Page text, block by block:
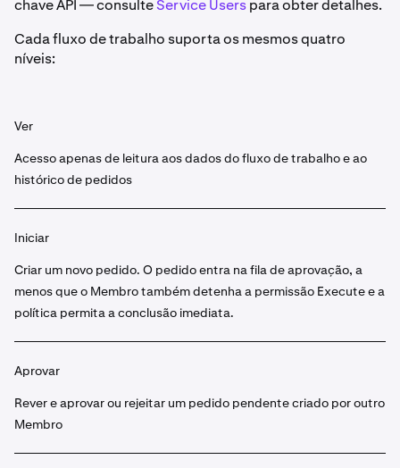
chave API — consulteService Userspara obter detalhes.
Cada fluxo de trabalho suporta os mesmos quatro
níveis:
Ver
Acesso apenas de leitura aos dados do fluxo de trabalho e ao
histórico de pedidos
Iniciar
Criar um novo pedido. O pedido entra na fila de aprovação, a
menos que o Membro também detenha a permissão Execute e a
política permita a conclusão imediata.
Aprovar
Rever e aprovar ou rejeitar um pedido pendente criado por outro
Membro